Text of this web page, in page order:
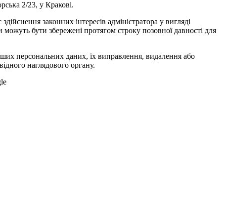
2/23, у Кракові.
законних інтересів адміністратора у вигляді
можуть бути збережені протягом строку позовної давності для
персональних даних, їх виправлення, видалення або
наглядового органу.